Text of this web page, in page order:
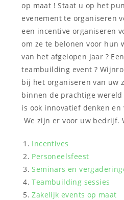
op maat ! Staat u op het
evenement te organiseren
een incentive organiseren
om ze te belonen voor hun
van het afgelopen jaar ?
teambuilding event ?
bij het organiseren van uw
binnen de prachtige
is ook innovatief denken
We zijn er voor uw bedrijf.
Incentives
Personeelsfeest
Seminars en
Teambuilding sessies
Zakelijk events op maat